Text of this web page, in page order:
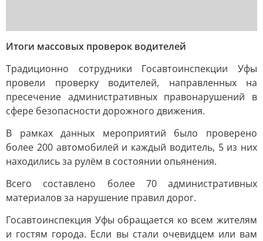
Итоги массовых проверок водителей
Традиционно сотрудники Госавтоинспекции Уфы
провели проверку водителей, направленных на
пресечение административных правонарушений в
сфере безопасности дорожного движения.
В рамках данных мероприятий было проверено
более 200 автомобилей и каждый водитель, 5 из них
находились за рулём в состоянии опьянения.
Всего составлено более 70 административных
материалов за нарушение правил дорог.
Госавтоинспекция Уфы обращается ко всем жителям
и гостям города. Если вы стали очевидцем или вам